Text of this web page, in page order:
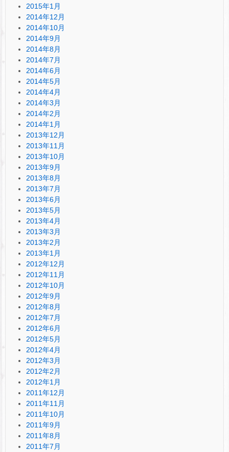
2015年1月
2014年12月
2014年10月
2014年9月
2014年8月
2014年7月
2014年6月
2014年5月
2014年4月
2014年3月
2014年2月
2014年1月
2013年12月
2013年11月
2013年10月
2013年9月
2013年8月
2013年7月
2013年6月
2013年5月
2013年4月
2013年3月
2013年2月
2013年1月
2012年12月
2012年11月
2012年10月
2012年9月
2012年8月
2012年7月
2012年6月
2012年5月
2012年4月
2012年3月
2012年2月
2012年1月
2011年12月
2011年11月
2011年10月
2011年9月
2011年8月
2011年7月